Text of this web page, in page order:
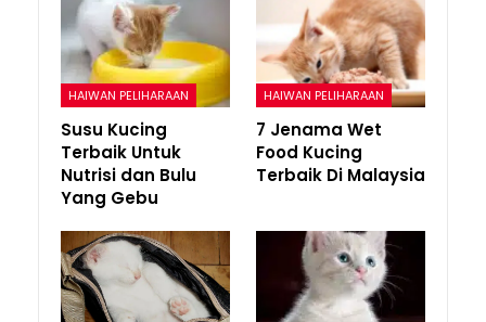
HAIWAN PELIHARAAN
Susu Kucing
Terbaik Untuk
Nutrisi dan Bulu
Yang Gebu
HAIWAN PELIHARAAN
7 Jenama Wet
Food Kucing
Terbaik Di Malaysia